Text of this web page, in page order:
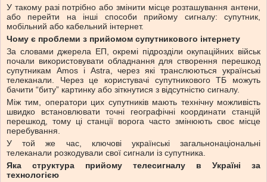
У такому разі потрібно або змінити місце розташування антени,
або перейти на інші способи прийому сигналу: супутник,
мобільний або кабельний інтернет.
Чому є проблеми з прийомом супутникового інтернету
За словами джерела ЕП, окремі підрозділи окупаційних військ
почали використовувати обладнання для створення перешкод
супутникам Amos і Astra, через які транслюються українські
телеканали. Через це користувачі супутникового ТБ можуть
бачити “биту” картинку або зіткнутися з відсутністю сигналу.
Між тим, оператори цих супутників мають технічну можливість
швидко встановлювати точні географічні координати станцій
перешкод, тому ці станції ворога часто змінюють своє місце
перебування.
У той же час, ключові українські загальнонаціональні
телеканали розкодували свої сигнали із супутника.
Яка структура прийому телесигналу в Україні за
технологією